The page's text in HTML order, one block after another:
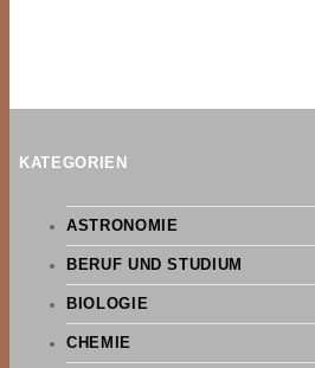
KATEGORIEN
ASTRONOMIE
BERUF UND STUDIUM
BIOLOGIE
CHEMIE